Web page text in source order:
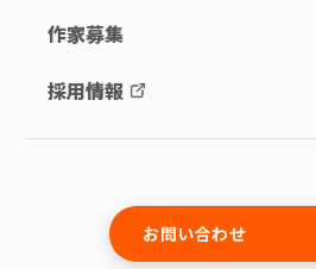
作家募集
採用情報
お問い合わせ